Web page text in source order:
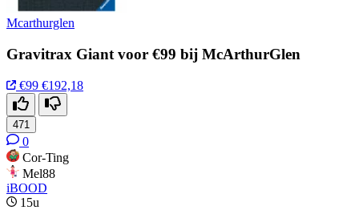
Mcarthurglen
Gravitrax Giant voor €99 bij McArthurGlen
€99 €192,18
471
0
Cor-Ting
Mel88
iBOOD
15u